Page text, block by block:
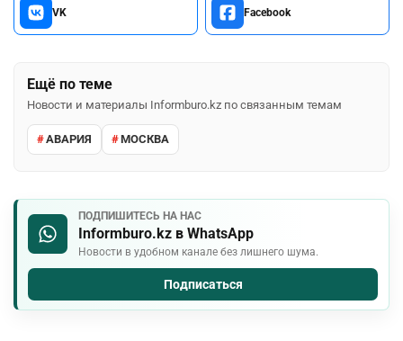
VK Facebook
Ещё по теме
Новости и материалы Informburo.kz по связанным темам
АВАРИЯ МОСКВА
ПОДПИШИТЕСЬ НА НАС
Informburo.kz в WhatsApp
Новости в удобном канале без лишнего шума.
Подписаться